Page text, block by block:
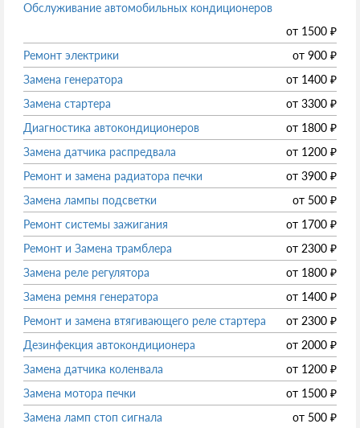
Обслуживание автомобильных кондиционеров
от 1500 ₽
Ремонт электрики
от 900 ₽
Замена генератора
от 1400 ₽
Замена стартера
от 3300 ₽
Диагностика автокондиционеров
от 1800 ₽
Замена датчика распредвала
от 1200 ₽
Ремонт и замена радиатора печки
от 3900 ₽
Замена лампы подсветки
от 500 ₽
Ремонт системы зажигания
от 1700 ₽
Ремонт и Замена трамблера
от 2300 ₽
Замена реле регулятора
от 1800 ₽
Замена ремня генератора
от 1400 ₽
Ремонт и замена втягивающего реле стартера
от 2300 ₽
Дезинфекция автокондиционера
от 2000 ₽
Замена датчика коленвала
от 1200 ₽
Замена мотора печки
от 1500 ₽
Замена ламп стоп сигнала
от 500 ₽